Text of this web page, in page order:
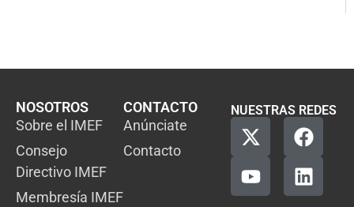
NOSOTROS
Sobre el IMEF
Consejo
Directivo IMEF
Membresía IMEF
CONTACTO
Anúnciate
Contacto
NUESTRAS REDES